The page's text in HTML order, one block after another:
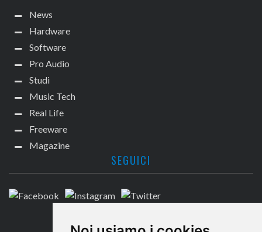
News
Hardware
Software
Pro Audio
Studi
Music Tech
Real Life
Freeware
Magazine
SEGUICI
CONTATTACI